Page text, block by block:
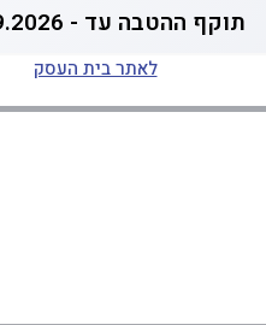
תוקף ההטבה עד - 08.09.2026
לאתר בית העסק